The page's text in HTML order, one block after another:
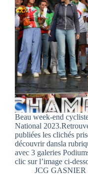
Beau week-end
National
publiées les clichés
découvrir dansla
avec 3 galeries
clic sur l’image ci-
JCG GASNIER